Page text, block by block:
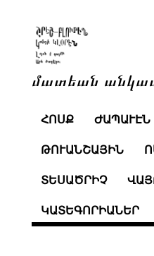
մատեան
ՀՈՍՔ ԺԱՊԱՒԷՆ
ԹՈՒԱՆՇԱՅԻՆ
ՏԵՍԱԾՐԻՉ
ԿԱՏԵԳՈՐԻԱՆԵՐ